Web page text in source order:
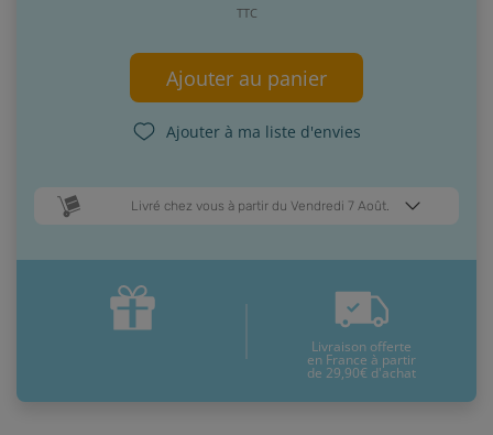
TTC
Ajouter au panier
Ajouter à ma liste d'envies
Livré chez vous à partir du Vendredi 7 Août.
Lundi 10 Août Vendredi 7 Août
* Pour une livraison en France métropolitaine+ d'infos
Livraison offerte
en France à partir
de 29,90€ d'achat